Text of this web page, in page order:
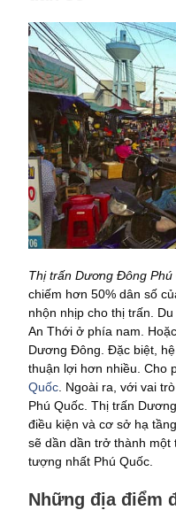
Thị trấn Dương Đông Phú
chiếm hơn 50% dân số
nhộn nhịp cho thị trấn.
An Thới ở phía nam.
Dương Đông. Đặc biệt,
thuận lợi hơn nhiều. Cho
Quốc . Ngoài ra, với vai
Phú Quốc. Thị trấn
điều kiện và cơ sở hạ
sẽ dần dần trở thành một
tượng nhất Phú Quốc.
Những địa điểm